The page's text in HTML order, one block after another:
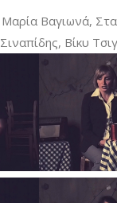
Βαγιωνά,
Βίκυ